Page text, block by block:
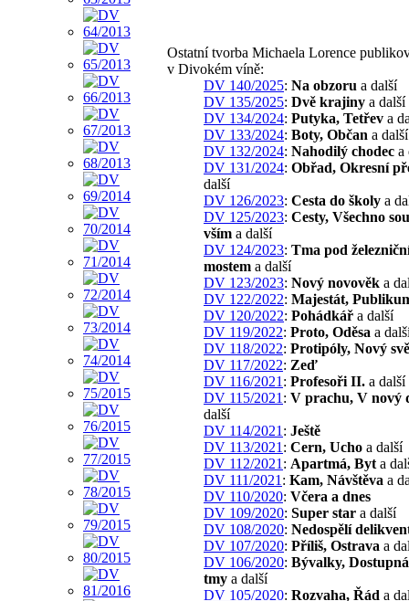
Ostatní tvorba Michaela Lorence
v Divokém víně:
DV 140/2025: Na obzoru a další
DV 135/2025: Dvě krajiny a další
DV 134/2024: Putyka, Tetřev a
DV 133/2024: Boty, Občan a další
DV 132/2024: Nahodilý chodec a
DV 131/2024: Obřad, Okresní
další
DV 126/2023: Cesta do školy a
DV 125/2023: Cesty, Všechno
vším a další
DV 124/2023: Tma pod
mostem a další
DV 123/2023: Nový novověk a
DV 122/2022: Majestát,
DV 120/2022: Pohádkář a další
DV 119/2022: Proto, Oděsa a
DV 118/2022: Protipóly, Nový
DV 117/2022: Zeď
DV 116/2021 : Profesoři II. a další
DV 115/2021 : V prachu, V nový
další
DV 114/2021 : Ještě
DV 113/2021 : Cern, Ucho a další
DV 112/2021 : Apartmá, Byt a
DV 111/2021 : Kam, Návštěva a
DV 110/2020: Včera a dnes
DV 109/2020: Super star a další
DV 108/2020: Nedospělí
DV 107/2020: Příliš, Ostrava a
DV 106/2020: Bývalky,
tmy a další
DV 105/2020: Rozvaha, Řád a